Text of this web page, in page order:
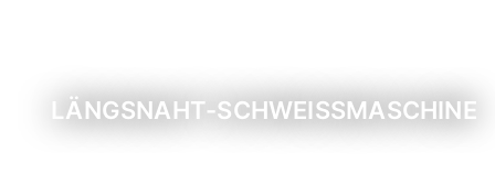
LÄNGSNAHT-SCHWEISSMASCHINE